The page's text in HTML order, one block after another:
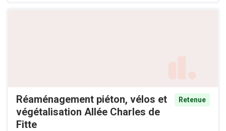
Réaménagement piéton, vélos et
végétalisation Allée Charles de
Fitte
Retenue